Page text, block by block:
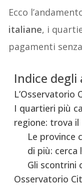
Ecco
italiane, i
pagamenti
Indice
L’Osservatorio
I quartieri più
regione: trova
Le province
di più: cerca
Gli scontrini
Osservatorio